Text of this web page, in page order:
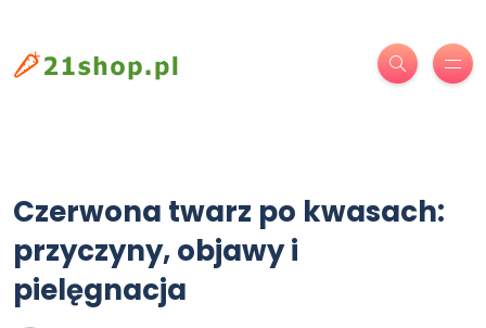
Czerwona twarz po kwasach:
przyczyny, objawy i
pielęgnacja